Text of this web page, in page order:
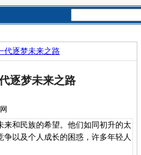
代逐梦未来之路
逐梦未来之路
网
和民族的希望。他们如同初升的太
以及个人成长的困惑，许多年轻人